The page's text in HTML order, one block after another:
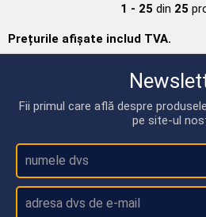
1 - 25 din 25
Prețurile afișate includ TVA.
Fii primul care află despre
pe site-ul